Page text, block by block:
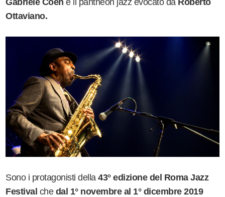
Gabriele Coene il pantheon jazz evocato daRoberto
Ottaviano.
Sono i protagonisti della43° edizione del Roma Jazz
Festival che dal 1° novembre al 1° dicembre 2019